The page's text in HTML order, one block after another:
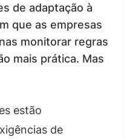
de adaptação à
que as empresas
monitorar regras
mais prática. Mas
estão
de